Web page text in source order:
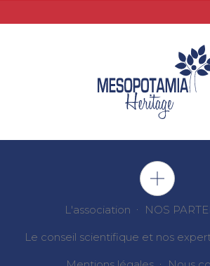
L'association NOS
Le conseil scientifique et nos